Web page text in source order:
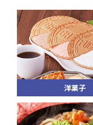
洋菓子